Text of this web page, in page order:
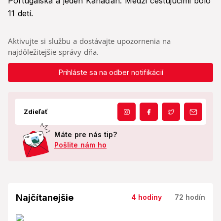
11 detí.
Aktivujte si službu a dostávajte upozornenia na
najdôležitejšie správy dňa.
Prihláste sa na odber notifikácií
Zdieľať
Máte pre nás tip?
Pošlite nám ho
Najčítanejšie 4 hodiny 72 hodín